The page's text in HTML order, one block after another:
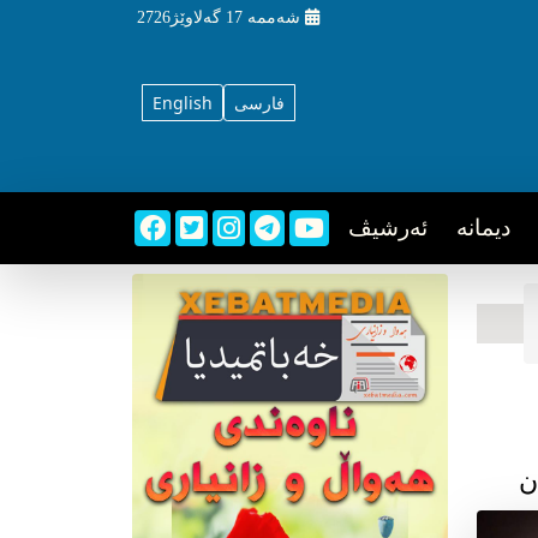
شه‌ممه‌ 17 گه‌لاوێژ2726
English فارسی
دیمانه ئه‌رشیڤ